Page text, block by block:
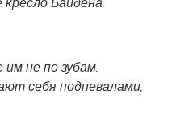
им не по зубам.
себя подпевалами,